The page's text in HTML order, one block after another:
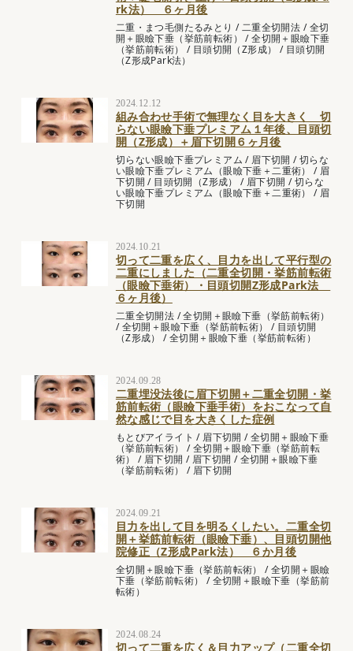
rk法） ６ヶ月後
二重・まつ毛側たるみとり /二重全切開法 /全切
開＋眼瞼下垂（挙筋前転術） /全切開＋眼瞼下垂
（挙筋前転術）
/ 目頭切開（Z形成） / 目頭切開
（Z形成Park法）
2024.12.12
組み合わせ手術で無理なく目を大きく 切
らない眼瞼下垂プレミアム１年後、目頭切
開（Z形成）＋眉下切開６ヶ月後
切らない眼瞼下垂プレミアム / 眉下切開 /切らな
い眼瞼下垂プレミアム（眼瞼下垂＋二重術）
/ 眉
下切開 / 目頭切開（Z形成） / 眉下切開 /切らな
い眼瞼下垂プレミアム（眼瞼下垂＋二重術）
/ 眉
下切開
2024.10.21
切って二重を広く、目力を出して平行型の
二重にしました（二重全切開・挙筋前転術
（眼瞼下垂術）・目頭切開Z形成Park法
６ヶ月後）
二重全切開法 /全切開＋眼瞼下垂（挙筋前転術）
/全切開＋眼瞼下垂（挙筋前転術） / 目頭切開
（Z形成）
/全切開＋眼瞼下垂（挙筋前転術）
2024.09.28
二重埋没法後に眉下切開＋二重全切開・挙
筋前転術（眼瞼下垂手術）をおこなって自
然な感じで目を大きくした症例
もとびアイライト / 眉下切開 /全切開＋眼瞼下垂
（挙筋前転術）
/全切開＋眼瞼下垂（挙筋前転
術）
/ 眉下切開 / 眉下切開 /全切開＋眼瞼下垂
（挙筋前転術）
/ 眉下切開
2024.09.21
目力を出して目を明るくしたい。二重全切
開＋挙筋前転術（眼瞼下垂）、目頭切開他
院修正（Z形成Park法） ６か月後
全切開＋眼瞼下垂（挙筋前転術） /全切開＋眼瞼
下垂（挙筋前転術）
/全切開＋眼瞼下垂（挙筋前
転術）
2024.08.24
切って二重を広く＆目力アップ（二重全切